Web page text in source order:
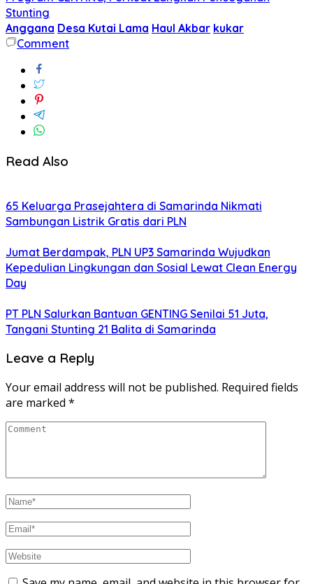
Stunting
Anggana Desa Kutai Lama Haul Akbar kukar
Comment
Read Also
65 Keluarga Prasejahtera di Samarinda Nikmati
Sambungan Listrik Gratis dari PLN
Jumat Berdampak, PLN UP3 Samarinda Wujudkan
Kepedulian Lingkungan dan Sosial Lewat Clean Energy
Day
PT PLN Salurkan Bantuan GENTING Senilai 51 Juta,
Tangani Stunting 21 Balita di Samarinda
Leave a Reply
Your email address will not be published. Required fields
are marked *